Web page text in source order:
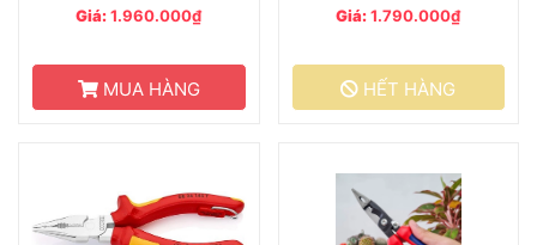
Giá:1.960.000₫
MUA HÀNG
Giá:1.790.000₫
HẾT HÀNG